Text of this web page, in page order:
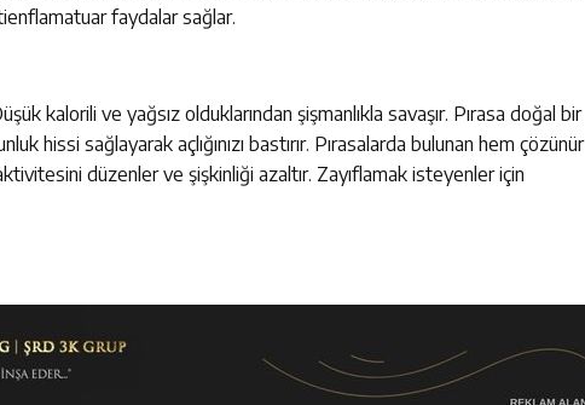
faydalar sağlar.
kalorili ve yağsız olduklarından şişmanlıkla savaşır. Pırasa doğal bir
hissi sağlayarak açlığınızı bastırır. Pırasalarda bulunan hem çözünür
düzenler ve şişkinliği azaltır. Zayıflamak isteyenler için